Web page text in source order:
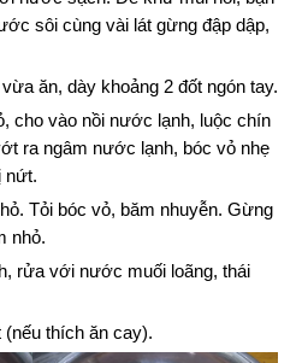
sôi cùng vài lát gừng đập dập,
ăn, dày khoảng 2 đốt ngón tay.
cho vào nồi nước lạnh, luộc chín
ra ngâm nước lạnh, bóc vỏ nhẹ
nứt.
Tỏi bóc vỏ, băm nhuyễn. Gừng
nhỏ.
rửa với nước muối loãng, thái
thích ăn cay).